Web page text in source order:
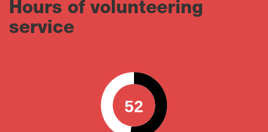
Hours of volunteering
service
52
0 100